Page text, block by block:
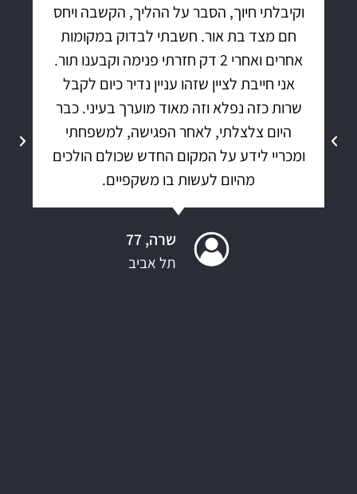
וקיבלתי חיוך, הסבר על ההליך, הקשבה ויחס
חם מצד בת אור. חשבתי לבדוק במקומות
אחרים ואחרי 2 דק חזרתי פנימה וקבענו תור.
אני חייבת לציין שזהו עניין נדיר כיום לקבל
שרות כזה נפלא וזה מאוד מוערך בעיני. כבר
היום צלצלתי, לאחר הפגישה, למשפחתי
ומכריי לידע על המקום החדש שכולם הולכים
מהיום לעשות בו משקפיים.
שרה, 77
תל אביב